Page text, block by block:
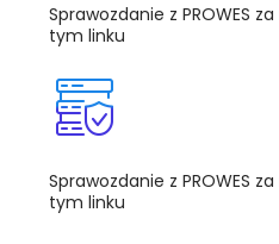
Sprawozdanie z PROWES
tym linku
Sprawozdanie z PROWES
tym linku